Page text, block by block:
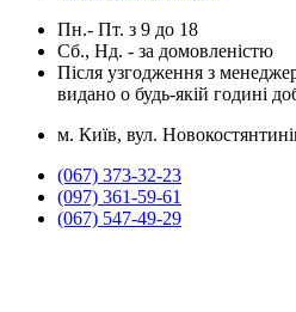
Пн.- Пт. з 9 до 18
Сб., Нд. - за домовленістю
Після узгодження з
видано о будь-якій годині
м. Київ, вул.
(067) 373-32-23
(097) 361-59-61
(067) 547-49-29